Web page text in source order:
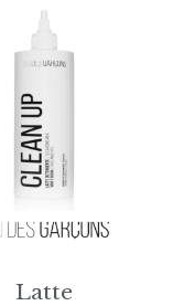
Latte